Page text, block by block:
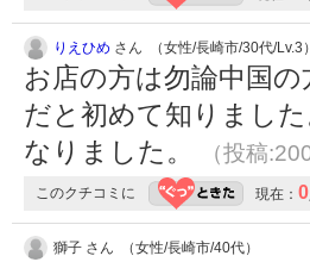
りえひめ さん （女性/長崎市/30代/Lv.3）
お店の方は勿論中国
だと初めて知りまし
なりました。
（投稿
このクチコミに 現在： 0
獅子 さん （女性/長崎市/40代）